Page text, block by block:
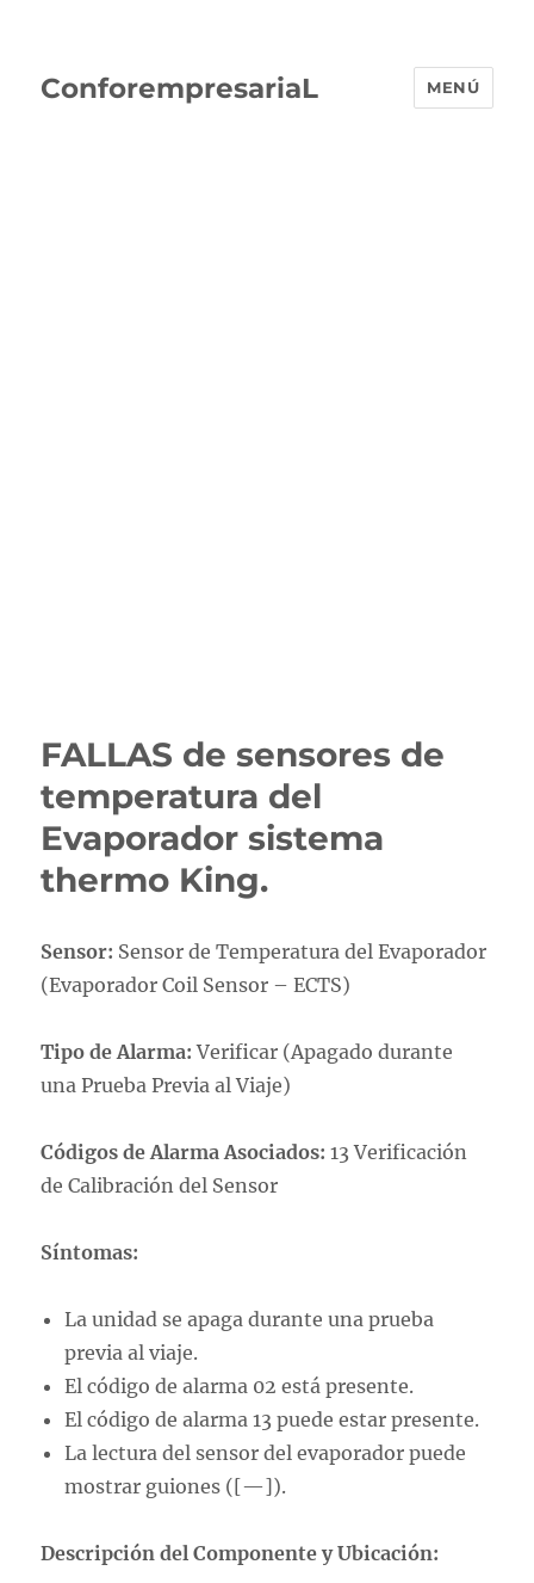
ConforempresariaL MENÚ
FALLAS de sensores de
temperatura del
Evaporador sistema
thermo King.
Sensor: Sensor de Temperatura del Evaporador
(Evaporador Coil Sensor – ECTS)
Tipo de Alarma: Verificar (Apagado durante
una Prueba Previa al Viaje)
Códigos de Alarma Asociados: 13 Verificación
de Calibración del Sensor
Síntomas:
La unidad se apaga durante una prueba
previa al viaje.
El código de alarma 02 está presente.
El código de alarma 13 puede estar presente.
La lectura del sensor del evaporador puede
mostrar guiones ([—]).
Descripción del Componente y Ubicación: